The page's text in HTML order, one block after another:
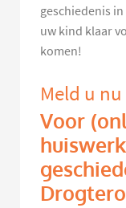
geschiedenis
uw kind klaar
komen!
Meld u
Voor